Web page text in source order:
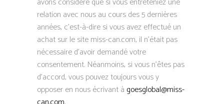
relation avec nous au cours des 5 dernières
années, c’est-à-dire si vous avez effectué un
achat sur le site miss-can.com, il n’était pas
nécessaire d’avoir demandé votre
consentement. Néanmoins, si vous n’êtes pas
d’accord, vous pouvez toujours vous y
opposer en nous écrivant à goesglobal@miss-